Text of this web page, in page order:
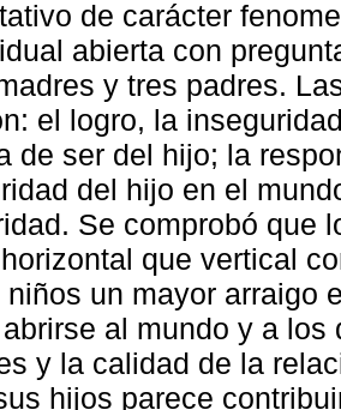
de carácter
abierta con
y tres padres.
el logro, la
de ser del hijo; la
del hijo en el
Se comprobó que
que vertical
niños un mayor arraigo
al mundo y a
y la calidad de la
hijos parece